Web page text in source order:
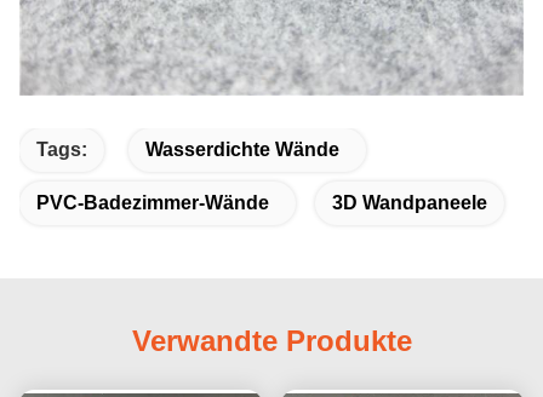
Tags: Wasserdichte Wände
PVC-Badezimmer-Wände 3D Wandpaneele
Verwandte Produkte